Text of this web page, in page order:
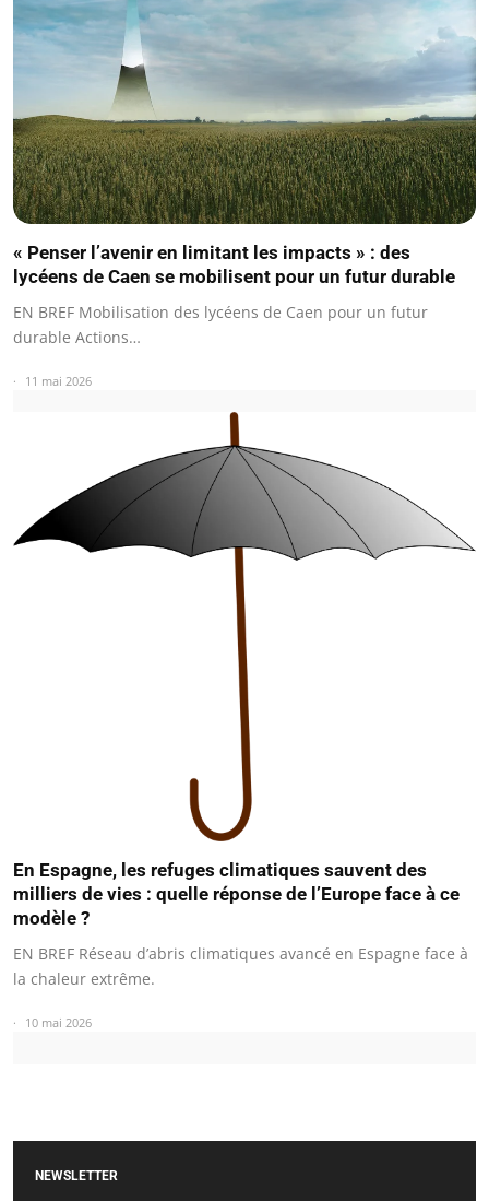
« Penser l’avenir en limitant les impacts » : des
lycéens de Caen se mobilisent pour un futur durable
EN BREF Mobilisation des lycéens de Caen pour un futur
durable Actions…
11 mai 2026
En Espagne, les refuges climatiques sauvent des
milliers de vies : quelle réponse de l’Europe face à ce
modèle ?
EN BREF Réseau d’abris climatiques avancé en Espagne face à
la chaleur extrême.
10 mai 2026
NEWSLETTER